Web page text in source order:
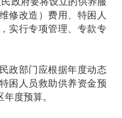
修改造）费用、特困人
实行专项管理、专款专
部门应根据年度动态
困人员救助供养资金预
度预算。